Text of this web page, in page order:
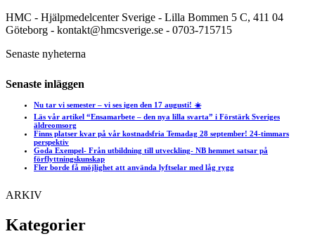
HMC - Hjälpmedelcenter Sverige - Lilla Bommen 5 C, 411 04
Göteborg - kontakt@hmcsverige.se - 0703-715715
Senaste nyheterna
Senaste inläggen
Nu tar vi semester – vi ses igen den 17 augusti! ☀️
Läs vår artikel “Ensamarbete – den nya lilla svarta” i Förstärk Sveriges
äldreomsorg
Finns platser kvar på vår kostnadsfria Temadag 28 september! 24-timmars
perspektiv
Goda Exempel- Från utbildning till utveckling- NB hemmet satsar på
förflyttningskunskap
Fler borde få möjlighet att använda lyftselar med låg rygg
ARKIV
Kategorier